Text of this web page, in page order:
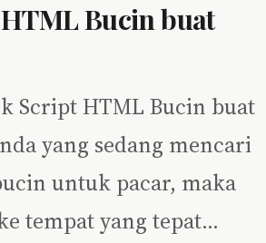
Bucin buat
Script HTML Bucin buat
yang sedang mencari
untuk pacar, maka
tempat yang tepat…